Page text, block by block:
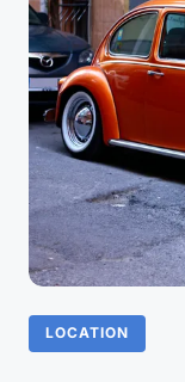
LOCATION